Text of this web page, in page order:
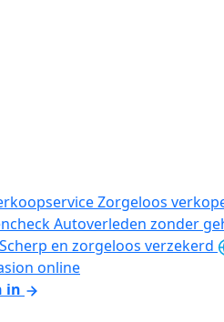
Zorgeloos
Autoverleden zonder
Scherp en zorgeloos verzekerd
online
in